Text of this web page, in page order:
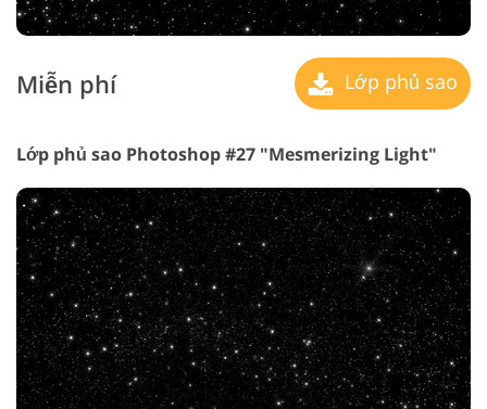
Miễn phí Lớp phủ sao
Lớp phủ sao Photoshop #27 "Mesmerizing Light"